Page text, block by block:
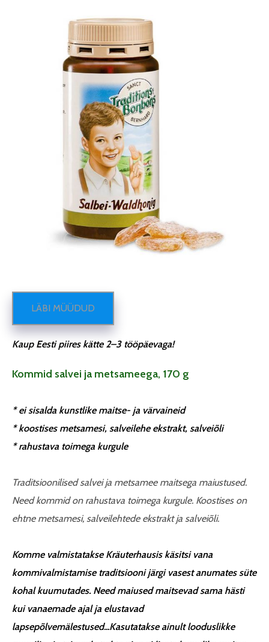
LÄBI MÜÜDUD
Kaup Eesti piires kätte 2–3 tööpäevaga!
Kommid salvei ja metsameega, 170 g
* ei sisalda kunstlike maitse- ja värvaineid
* koostises metsamesi, salveilehe ekstrakt, salveiõli
* rahustava toimega kurgule
Traditsioonilised salvei ja metsamee maitsega maiustused.
Need kommid on rahustava toimega kurgule. Koostises on
ehtne metsamesi, salveilehtede ekstrakt ja salveiõli.
Komme valmistatakse Kräuterhausis käsitsi vana
kommivalmistamise traditsiooni järgi vasest anumates süte
kohal kuumutades. Need maiused maitsevad sama hästi
kui vanaemade ajal ja elustavad
lapsepõlvemälestused...Kasutatakse ainult looduslikke